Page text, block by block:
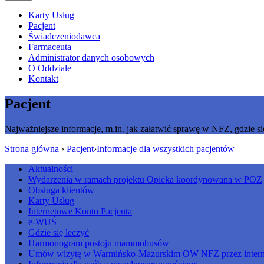
Karty Usług
Pacjent
Świadczeniodawca
Farmaceuta
Administrator danych osobowych
O Oddziale
Kontakt
Pacjent
Najważniejsze informacje, m.in. jak załatwić sprawę w NFZ, gdzie
Strona główna › Pacjent›Informacje dla wszystkich pacjentów
Aktualności
Wydarzenia w ramach projektu Opieka koordynowana w POZ
Obsługa klientów
Karty Usług
Internetowe Konto Pacjenta
e-WUŚ
Gdzie się leczyć
Harmonogram postoju mammobusów
Umów wizytę w Warmińsko-Mazurskim OW NFZ przez